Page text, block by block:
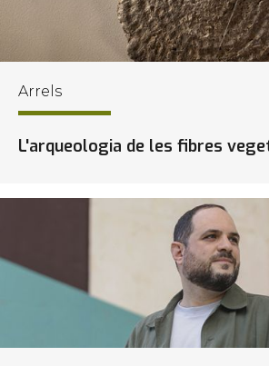
Arrels
L'arqueologia de les fibres